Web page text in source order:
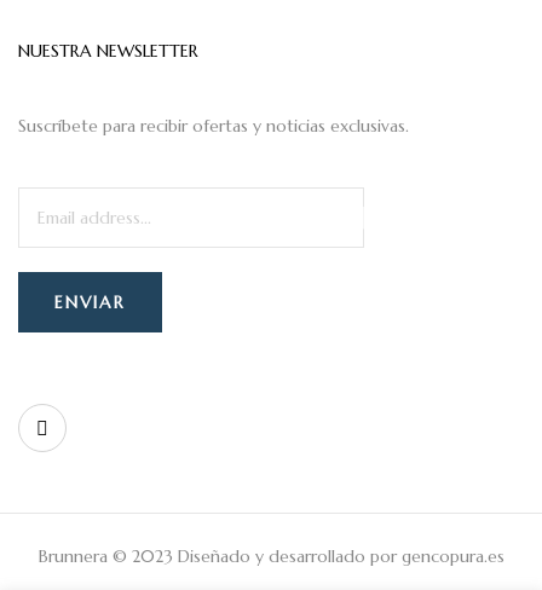
NUESTRA NEWSLETTER
Suscríbete para recibir ofertas y noticias exclusivas.
Brunnera © 2023 Diseñado y desarrollado porgencopura.es